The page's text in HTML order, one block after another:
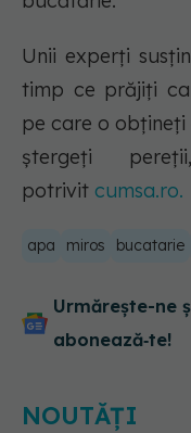
Unii experți
timp ce prăjiți
pe care o obțineți
ștergeți
potrivit cumsa.ro.
apa miros bucatarie
Urmărește-ne
abonează‑te!
NOUTĂȚI